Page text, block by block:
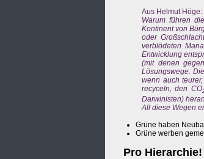
Aus Helmut
Warum führen
Kontinent von
oder
verblödeten
Entwicklung
(mit denen
Lösungswege.
wenn auch
recyceln, den CO
Darwinisten)
All diese Wegen
Grüne haben
Grüne werben
Pro Hierarchie!